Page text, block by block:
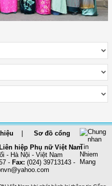
Sơ đồ cổng
hiệp Phụ nữ Việt Nam
- Hà Nội - Việt Nam
- Fax: (024) 39713143 -